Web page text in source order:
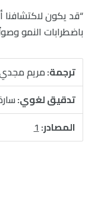
“قد يكون
باضطرابات النمو
ترجمة:مريم
تدقيق لغوي:
المصادر:1